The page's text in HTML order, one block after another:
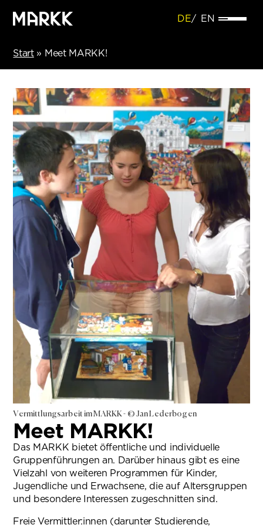
DE EN
Start» Meet MARKK!
Meet MARKK!
Das MARKK bietet öffentliche und individuelle
Gruppenführungen an. Darüber hinaus gibt es eine
Vielzahl von weiteren Programmen für Kinder,
Jugendliche und Erwachsene, die auf Altersgruppen
und besondere Interessen zugeschnitten sind.
Freie Vermittler:innen (darunter Studierende,
Vermittlungsarbeit im MARKK - © Jan Lederbogen